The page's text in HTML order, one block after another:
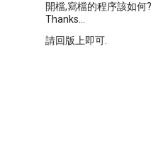
開檔,寫檔的程序該如何?
Thanks...
請回版上即可.